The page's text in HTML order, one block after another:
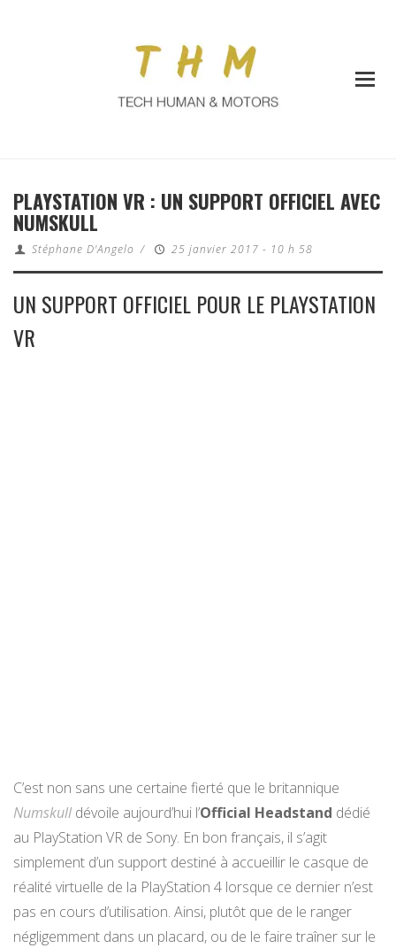
PLAYSTATION VR : UN SUPPORT OFFICIEL AVEC
NUMSKULL
Stéphane D'Angelo / 25 janvier 2017 - 10 h 58
UN SUPPORT OFFICIEL POUR LE PLAYSTATION
VR
C’est non sans une certaine fierté que le britannique
Numskull dévoile aujourd’hui l’Official Headstand dédié
au PlayStation VR de Sony. En bon français, il s’agit
simplement d’un support destiné à accueillir le casque de
réalité virtuelle de la PlayStation 4 lorsque ce dernier n’est
pas en cours d’utilisation. Ainsi, plutôt que de le ranger
négligemment dans un placard, ou de le faire traîner sur le